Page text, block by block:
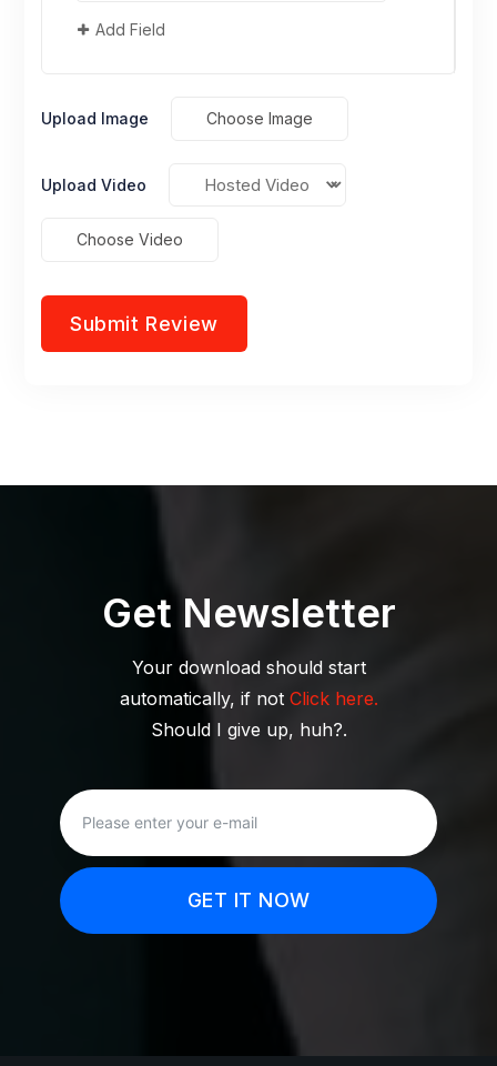
Add Field
Upload Image Choose Image
Upload Video
Choose Video
Get Newsletter
Your download should start
automatically, if not Click here.
Should I give up, huh?.
GET IT NOW